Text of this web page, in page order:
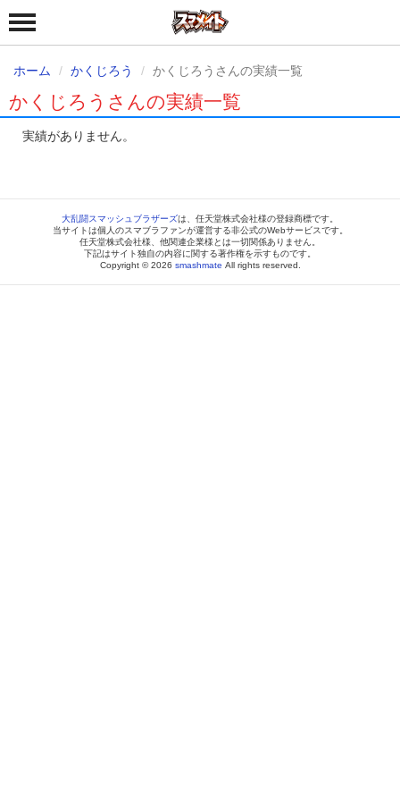
ホーム かくじろう かくじろうさんの実績一覧
かくじろうさんの実績一覧
実績がありません。
大乱闘スマッシュブラザーズは、任天堂株式会社様の登録商標です。
当サイトは個人のスマブラファンが運営する非公式のWebサービスです。
任天堂株式会社様、他関連企業様とは一切関係ありません。
下記はサイト独自の内容に関する著作権を示すものです。
Copyright © 2026 smashmate All rights reserved.